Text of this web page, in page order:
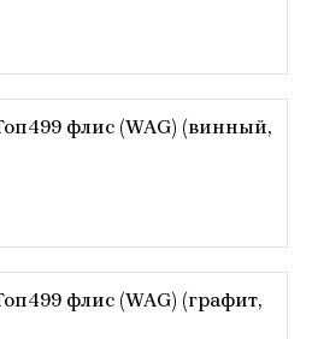
флис (WAG) (винный,
флис (WAG) (графит,